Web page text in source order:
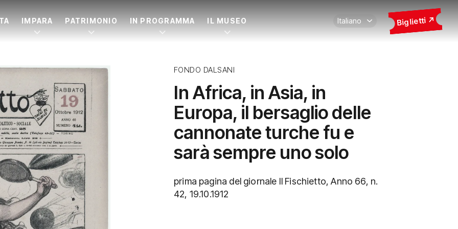
IMPARA PATRIMONIO IN PROGRAMMA IL MUSEO Biglietti
FONDO DALSANI
In Africa, in Asia, in
Europa, il bersaglio delle
cannonate turche fu e
sarà sempre uno solo
prima pagina del giornale Il Fischietto, Anno 66, n.
42, 19.10.1912